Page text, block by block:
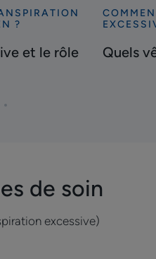
?
et le rôle
Découvrir
Quels
Aller
de soin
excessive)